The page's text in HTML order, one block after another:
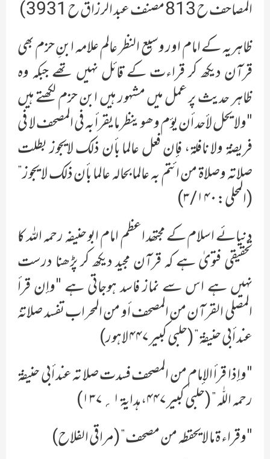
المصاحف ح 813 مصنف عبد الرزاق ح 3931 )
ظاہریہ کے امام اور وسیع النظر عالم علامہ ابنِ حزم بھی
قرآن دیکھ کر قراءت کے قائل نہیں تھے جبکہ وہ
ظاہر حدیث پر عمل میں مشہور ہیں ابن حزم لکھتے ہیں
"ولا یحل لأحد أن یوٴم وھو ینظر ما یقرأ بہ في المصحف لا في
فریضة ولا نافلة، فإن فعل عالما بأن ذلک لایجوز بطلت
صلاتہ وصلاة من ائتم بہ عالما بحالہ عالما بأن ذلک لا یجوز”
(المحلی:۳/۱۴۰)
دنیائے اسلام کے مجتھد اعظم امام ابو حنیفہ رحمہ اللہ کا
تحقیقی فتویٰ ہے کہ قرآن مجید دیکھ کر پڑھنا درست
نہیں ہے اس سے نماز فاسد ہوجاتی ہے "وإن قرأ
المصلي القرآن من المصحف أو من المحراب تفسد صلاتہٗ
عند أبي حنیفۃ” (حلبی کبیر ۴۴۷ لاہور)
"وإذا قرأ الإمام من المصحف فسدت صلا تہ عند أبي حنیفۃ
رحمہ اللّٰہ” (حلبي کبیر ۴۴۷، ہدایۃ ۱؍۱۳۷)
"وقراء ۃ ما لا یحفظہ من مصحف” (مراقي الفلاح)